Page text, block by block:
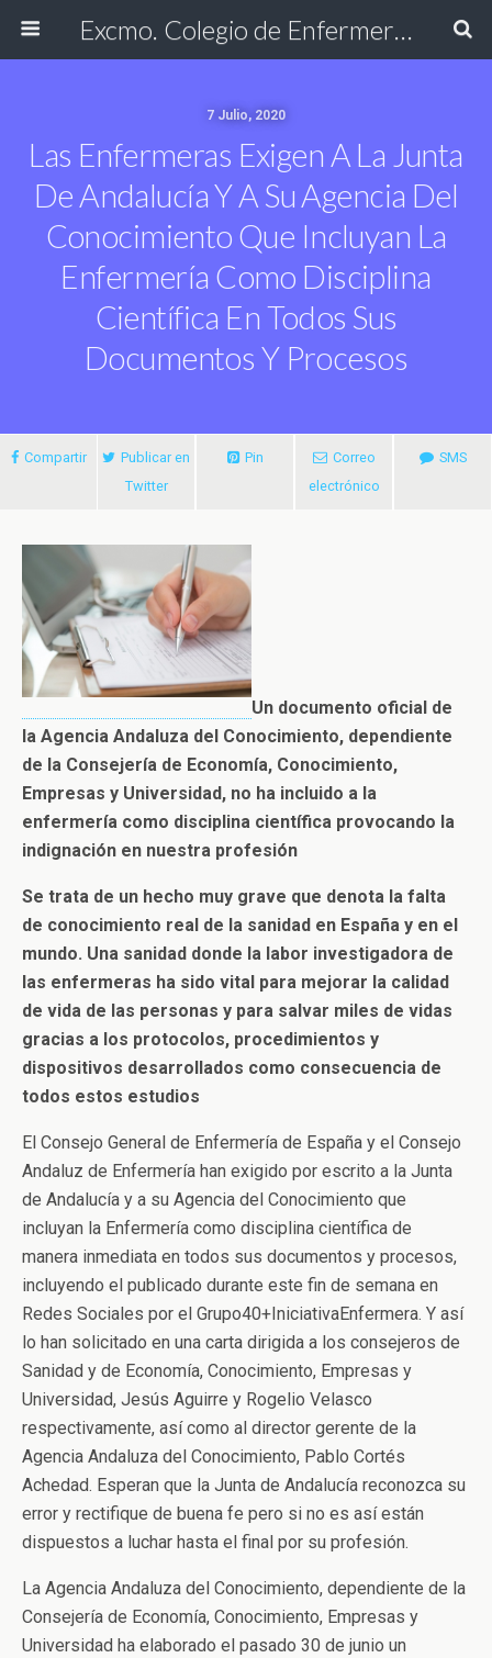
Excmo. Colegio de Enfermería de Cádiz
7 Julio, 2020
Las Enfermeras Exigen A La Junta
De Andalucía Y A Su Agencia Del
Conocimiento Que Incluyan La
Enfermería Como Disciplina
Científica En Todos Sus
Documentos Y Procesos
Compartir
Publicar en
Twitter
Pin
Correo
electrónico
SMS
Un documento oficial de
la Agencia Andaluza del Conocimiento, dependiente
de la Consejería de Economía, Conocimiento,
Empresas y Universidad, no ha incluido a la
enfermería como disciplina científica provocando la
indignación en nuestra profesión
Se trata de un hecho muy grave que denota la falta
de conocimiento real de la sanidad en España y en el
mundo. Una sanidad donde la labor investigadora de
las enfermeras ha sido vital para mejorar la calidad
de vida de las personas y para salvar miles de vidas
gracias a los protocolos, procedimientos y
dispositivos desarrollados como consecuencia de
todos estos estudios
El Consejo General de Enfermería de España y el Consejo
Andaluz de Enfermería han exigido por escrito a la Junta
de Andalucía y a su Agencia del Conocimiento que
incluyan la Enfermería como disciplina científica de
manera inmediata en todos sus documentos y procesos,
incluyendo el publicado durante este fin de semana en
Redes Sociales por el Grupo40+IniciativaEnfermera. Y así
lo han solicitado en una carta dirigida a los consejeros de
Sanidad y de Economía, Conocimiento, Empresas y
Universidad, Jesús Aguirre y Rogelio Velasco
respectivamente, así como al director gerente de la
Agencia Andaluza del Conocimiento, Pablo Cortés
Achedad. Esperan que la Junta de Andalucía reconozca su
error y rectifique de buena fe pero si no es así están
dispuestos a luchar hasta el final por su profesión.
La Agencia Andaluza del Conocimiento, dependiente de la
Consejería de Economía, Conocimiento, Empresas y
Universidad ha elaborado el pasado 30 de junio un